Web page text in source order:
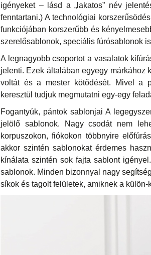
igényeket – lásd a „lakatos” név
fenntartani.) A technológiai
funkciójában korszerűbb és
szerelősablonok, speciális fúrósablonok
A legnagyobb csoportot a vasalatok
jelenti. Ezek általában egyegy márkához
voltát és a mester kötődését. Mivel a
keresztül tudjuk megmutatni egy-egy
Fogantyúk, pántok sablonjai A
jelölő sablonok. Nagy csodát nem
korpuszokon, fiókokon többnyire
akkor szintén sablonokat érdemes
kínálata szintén sok fajta sablont
sablonok. Minden bizonnyal nagy
síkok és tagolt felületek, amiknek a